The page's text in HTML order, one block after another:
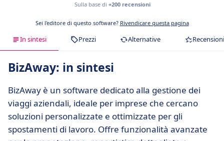
Sulla base di +200 recensioni
Sei l'editore di questo software? Rivendicare questa pagina
In sintesi Prezzi Alternative Recensioni
BizAway: in sintesi
BizAway è un software dedicato alla gestione dei
viaggi aziendali, ideale per imprese che cercano
soluzioni personalizzate e ottimizzate per gli
spostamenti di lavoro. Offre funzionalità avanzate